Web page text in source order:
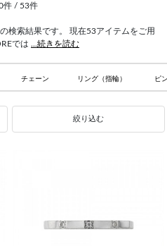
件 / 53件
検索結果です。 現在53アイテムをご用
では ...続きを読む
チェーン リング（指輪） ピ
絞り込む